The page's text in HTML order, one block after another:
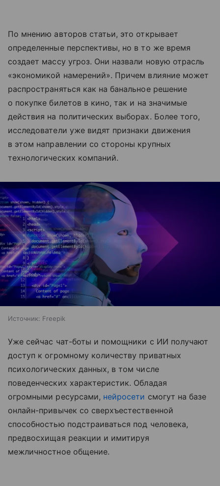
По мнению авторов статьи, это открывает
определенные перспективы, но в то же время
создает массу угроз. Они назвали новую отрасль
«экономикой намерений». Причем влияние может
распространяться как на банальное решение
о покупке билетов в кино, так и на значимые
действия на политических выборах. Более того,
исследователи уже видят признаки движения
в этом направлении со стороны крупных
технологических компаний.
Источник: Freepik
Уже сейчас чат-боты и помощники с ИИ получают
доступ к огромному количеству приватных
психологических данных, в том числе
поведенческих характеристик. Обладая
огромными ресурсами, нейросети смогут на базе
онлайн-привычек со сверхъестественной
способностью подстраиваться под человека,
предвосхищая реакции и имитируя
межличностное общение.